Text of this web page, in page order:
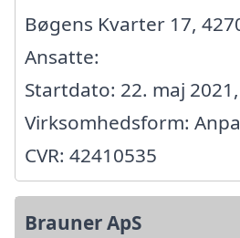
Bøgens Kvarter 17,
Ansatte:
Startdato: 22. maj 2021,
Virksomhedsform:
CVR: 42410535
Brauner ApS